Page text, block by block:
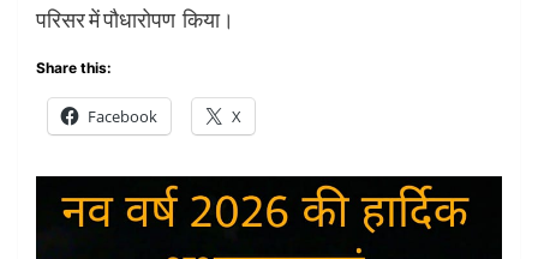
परिसर में पौधारोपण किया।
Share this:
Facebook X